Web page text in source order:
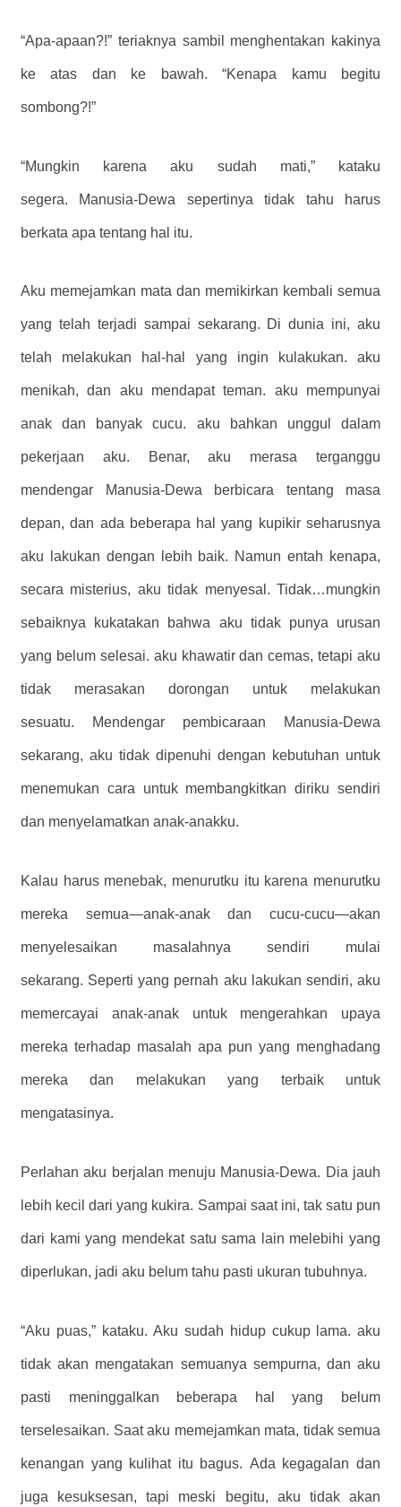
“Apa-apaan?!” teriaknya sambil menghentakan kakinya
ke atas dan ke bawah. “Kenapa kamu begitu
sombong?!”
“Mungkin karena aku sudah mati,” kataku
segera. Manusia-Dewa sepertinya tidak tahu harus
berkata apa tentang hal itu.
Aku memejamkan mata dan memikirkan kembali semua
yang telah terjadi sampai sekarang. Di dunia ini, aku
telah melakukan hal-hal yang ingin kulakukan. aku
menikah, dan aku mendapat teman. aku mempunyai
anak dan banyak cucu. aku bahkan unggul dalam
pekerjaan aku. Benar, aku merasa terganggu
mendengar Manusia-Dewa berbicara tentang masa
depan, dan ada beberapa hal yang kupikir seharusnya
aku lakukan dengan lebih baik. Namun entah kenapa,
secara misterius, aku tidak menyesal. Tidak…mungkin
sebaiknya kukatakan bahwa aku tidak punya urusan
yang belum selesai. aku khawatir dan cemas, tetapi aku
tidak merasakan dorongan untuk melakukan
sesuatu. Mendengar pembicaraan Manusia-Dewa
sekarang, aku tidak dipenuhi dengan kebutuhan untuk
menemukan cara untuk membangkitkan diriku sendiri
dan menyelamatkan anak-anakku.
Kalau harus menebak, menurutku itu karena menurutku
mereka semua—anak-anak dan cucu-cucu—akan
menyelesaikan masalahnya sendiri mulai
sekarang. Seperti yang pernah aku lakukan sendiri, aku
memercayai anak-anak untuk mengerahkan upaya
mereka terhadap masalah apa pun yang menghadang
mereka dan melakukan yang terbaik untuk
mengatasinya.
Perlahan aku berjalan menuju Manusia-Dewa. Dia jauh
lebih kecil dari yang kukira. Sampai saat ini, tak satu pun
dari kami yang mendekat satu sama lain melebihi yang
diperlukan, jadi aku belum tahu pasti ukuran tubuhnya.
“Aku puas,” kataku. Aku sudah hidup cukup lama. aku
tidak akan mengatakan semuanya sempurna, dan aku
pasti meninggalkan beberapa hal yang belum
terselesaikan. Saat aku memejamkan mata, tidak semua
kenangan yang kulihat itu bagus. Ada kegagalan dan
juga kesuksesan, tapi meski begitu, aku tidak akan